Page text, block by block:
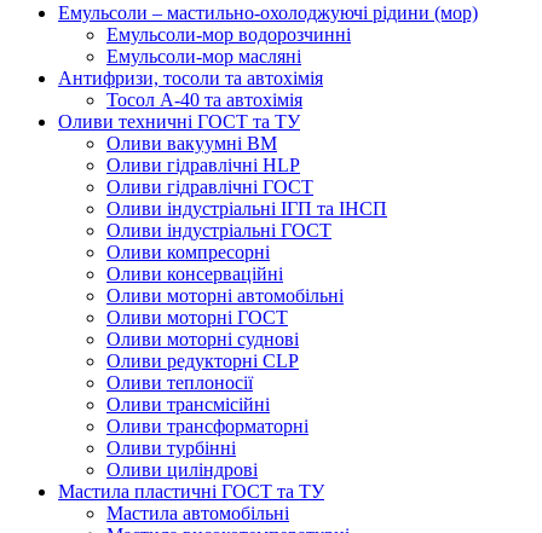
Емульсоли – мастильно-охолоджуючі рідини (мор)
Емульсоли-мор водорозчинні
Емульсоли-мор масляні
Антифризи, тосоли та автохімія
Тосол А-40 та автохімія
Оливи техничні ГОСТ та ТУ
Оливи вакуумні ВМ
Оливи гідравлічні HLP
Оливи гідравлічні ГОСТ
Оливи індустріальні ІГП та ІНСП
Оливи індустріальні ГОСТ
Оливи компресорні
Оливи консерваційні
Оливи моторні автомобільні
Оливи моторні ГОСТ
Оливи моторні суднові
Оливи редукторні CLP
Оливи теплоносії
Оливи трансмісійні
Оливи трансформаторні
Оливи турбінні
Оливи циліндрові
Мастила пластичні ГОСТ та ТУ
Мастила автомобільні